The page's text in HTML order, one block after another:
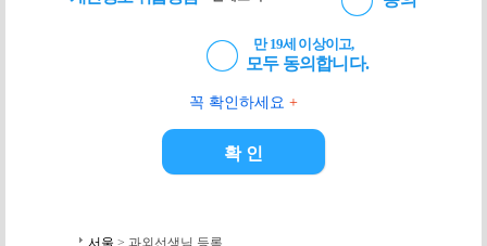
만 19세 이상이고,
모두 동의합니다.
꼭 확인하세요 +
서울 > 과외선생님 등록